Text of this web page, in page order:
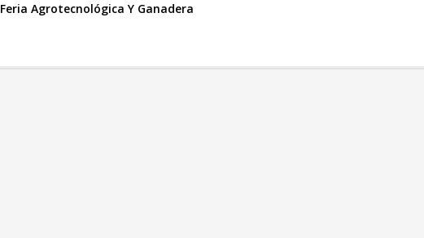
Feria Agrotecnológica Y Ganadera